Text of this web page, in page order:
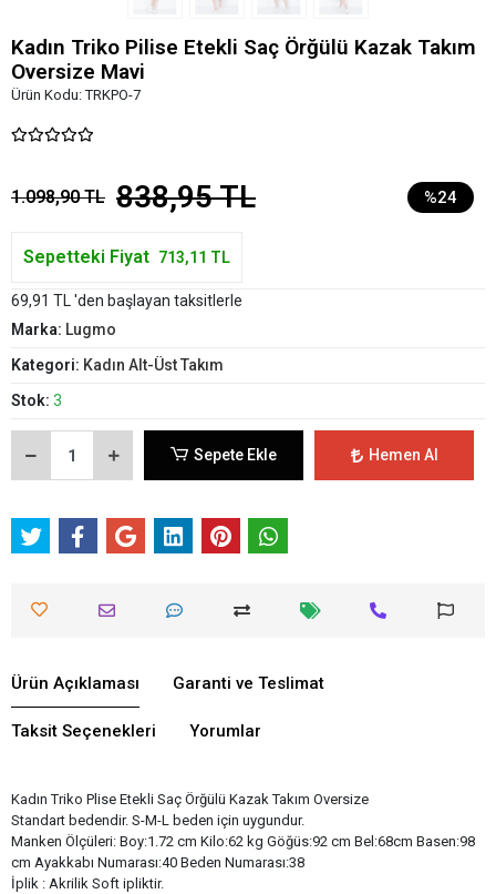
Kadın Triko Pilise Etekli Saç Örğülü Kazak Takım
Oversize Mavi
Ürün Kodu:TRKPO-7
1.098,90 TL 838,95 TL %24
Sepetteki Fiyat 713,11 TL
69,91 TL 'den başlayan taksitlerle
Marka: Lugmo
Kategori: Kadın Alt-Üst Takım
Stok: 3
Sepete Ekle Hemen Al
Ürün Açıklaması Garanti ve Teslimat
Taksit Seçenekleri Yorumlar
Kadın Triko Plise Etekli Saç Örğülü Kazak Takım Oversize
Standart bedendir. S-M-L beden için uygundur.
Manken Ölçüleri: Boy:1.72 cm Kilo:62 kg Göğüs:92 cm Bel:68cm Basen:98
cm Ayakkabı Numarası:40 Beden Numarası:38
İplik : Akrilik Soft ipliktir.